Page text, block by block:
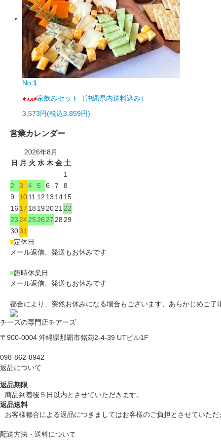
No.1
家飲みセット（沖縄県内送料込み）
3,573円(税込3,859円)
営業カレンダー
2026年8月
日
月 火 水 木 金 土
1
2
3 4 5 6 7
8
9
10 11 12 13 14 15
16 17 18 19 20 21 22
23 24 25 26 27 28 29
3031
■定休日
メール返信、発送もお休みです
■臨時休業日
メール返信、発送もお休みです
都合により、突然お休みになる場合もございます、あらかじめご了
チーズの専門店チアーズ
〒900-0004 沖縄県那覇市銘苅2-4-39 UTビル1F
098-862-8942
返品について
返品期限
商品到着後５日以内とさせていただきます。
返品送料
お客様都合による返品につきましてはお客様のご負担とさせていた
配送方法・送料について